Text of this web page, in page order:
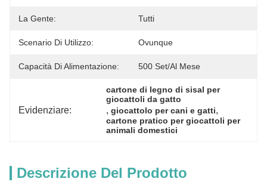
La Gente: Tutti
Scenario Di Utilizzo: Ovunque
Capacità Di Alimentazione: 500 Set/al Mese
Evidenziare:
cartone di legno di sisal per
giocattoli da gatto
, giocattolo per cani e gatti,
cartone pratico per giocattoli per
animali domestici
Descrizione Del Prodotto